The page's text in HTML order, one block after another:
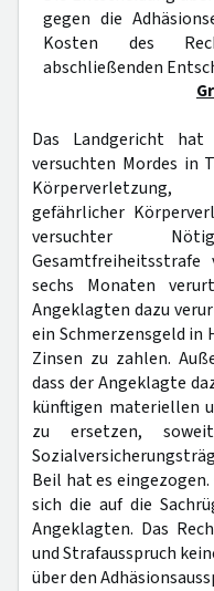
gegen die
Kosten des
abschließenden
Das Landgericht hat
versuchten Mordes in
gefährlicher
versuchter
sechs Monaten
Angeklagten dazu
ein Schmerzensgeld in
Zinsen zu zahlen.
dass der Angeklagte
künftigen materiellen
zu ersetzen,
Beil hat es
sich die auf die
Angeklagten. Das
und Strafausspruch
über den